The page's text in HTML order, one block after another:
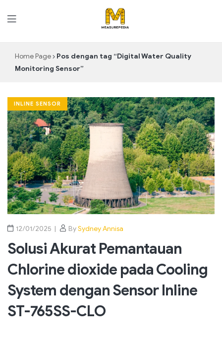
Home Page
Pos dengan tag “Digital Water Quality
Monitoring Sensor”
INLINE SENSOR
12/01/2025 BySydney Annisa
Solusi Akurat Pemantauan
Chlorine dioxide pada Cooling
System dengan Sensor Inline
ST-765SS-CLO